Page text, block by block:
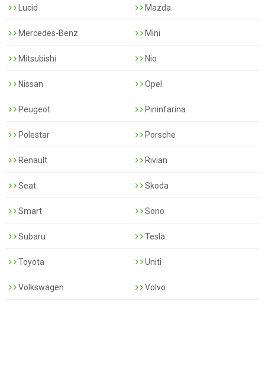
Lucid Mazda
Mercedes-Benz Mini
Mitsubishi Nio
Nissan Opel
Peugeot Pininfarina
Polestar Porsche
Renault Rivian
Seat Skoda
Smart Sono
Subaru Tesla
Toyota Uniti
Volkswagen Volvo